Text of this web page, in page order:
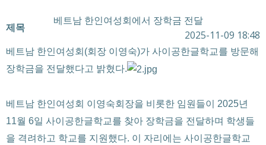
제목
베트남 한인여성회에서 장학금 전달
2025-11-09 18:48
베트남 한인여성회(회장 이영숙)가 사이공한글학교를 방문해
장학금을 전달했다고 밝혔다.
베트남 한인여성회 이영숙회장을 비롯한 임원들이 2025년
11월 6일 사이공한글학교를 찾아 장학금을 전달하며 학생들
을 격려하고 학교를 지원했다. 이 자리에는 사이공한글학교